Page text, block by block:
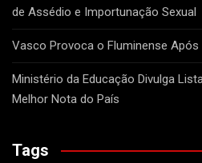
de Assédio e Importunação Sexual
Vasco Provoca o Fluminense Após
Ministério da Educação Divulga
Melhor Nota do País
Tags